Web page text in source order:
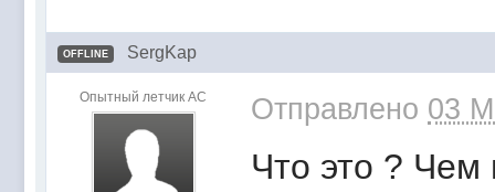
OFFLINE SergKap
Опытный летчик АС Отправлено 03
Что это ? Чем